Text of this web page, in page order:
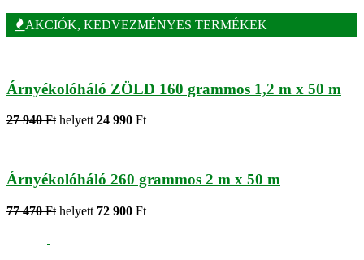
AKCIÓK, KEDVEZMÉNYES TERMÉKEK
Árnyékolóháló ZÖLD 160 grammos 1,2 m x 50 m
27 940 Ft helyett 24 990 Ft
Árnyékolóháló 260 grammos 2 m x 50 m
77 470 Ft helyett 72 900 Ft